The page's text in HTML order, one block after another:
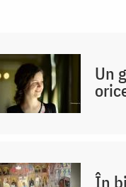
Un
În